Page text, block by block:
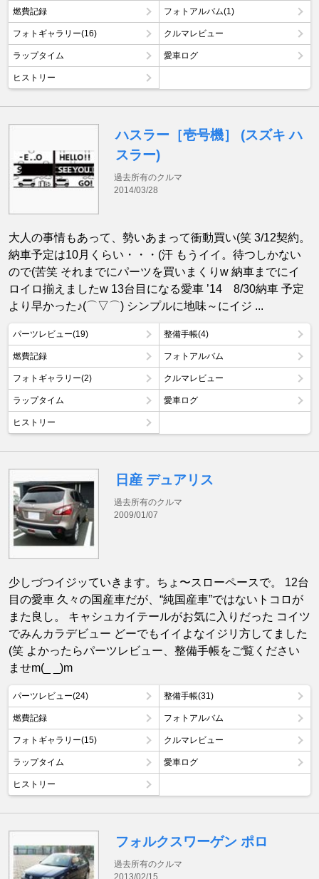
燃費記録 フォトアルバム(1)
フォトギャラリー(16) クルマレビュー
ラップタイム 愛車ログ
ヒストリー
ハスラー［壱号機］ (スズキ ハ
スラー)
過去所有のクルマ
2014/03/28
大人の事情もあって、勢いあまって衝動買い(笑 3/12契約。
納車予定は10月くらい・・・(汗 もうイイ。待つしかない
ので(苦笑 それまでにパーツを買いまくりw 納車までにイ
ロイロ揃えましたw 13台目になる愛車 ’14 8/30納車 予定
より早かった♪(⌒▽⌒) シンプルに地味～にイジ ...
パーツレビュー(19) 整備手帳(4)
燃費記録 フォトアルバム
フォトギャラリー(2) クルマレビュー
ラップタイム 愛車ログ
ヒストリー
日産 デュアリス
過去所有のクルマ
2009/01/07
少しづつイジッていきます。ちょ〜スローペースで。 12台
目の愛車 久々の国産車だが、“純国産車”ではないトコロが
また良し。 キャシュカイテールがお気に入りだった コイツ
でみんカラデビュー どーでもイイよなイジリ方してました
(笑 よかったらパーツレビュー、整備手帳をご覧ください
ませm(_ _)m
パーツレビュー(24) 整備手帳(31)
燃費記録 フォトアルバム
フォトギャラリー(15) クルマレビュー
ラップタイム 愛車ログ
ヒストリー
フォルクスワーゲン ポロ
過去所有のクルマ
2013/02/15